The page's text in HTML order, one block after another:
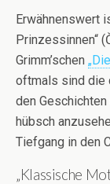
Erwähnenswert
Prinzessinnen“
Grimm’schen
oftmals sind die
den
hübsch
Tiefgang in den
„Klassische